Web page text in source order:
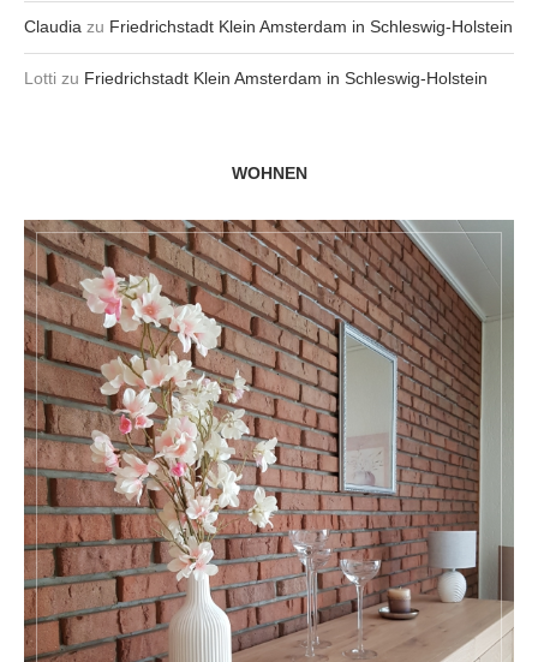
Claudia zu Friedrichstadt Klein Amsterdam in Schleswig-Holstein
Lotti zu Friedrichstadt Klein Amsterdam in Schleswig-Holstein
WOHNEN